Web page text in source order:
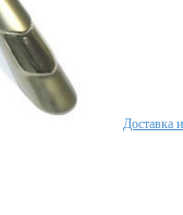
Доставка